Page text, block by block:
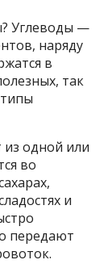
Углеводы —
наряду
в
так
из одной или
во
и
передают